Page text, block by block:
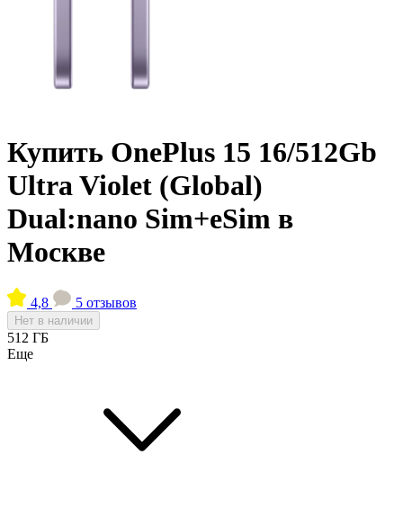
Купить OnePlus 15 16/512Gb
Ultra Violet (Global)
Dual:nano Sim+eSim в
Москве
4,8 5 отзывов
Нет в наличии
512 ГБ
Еще